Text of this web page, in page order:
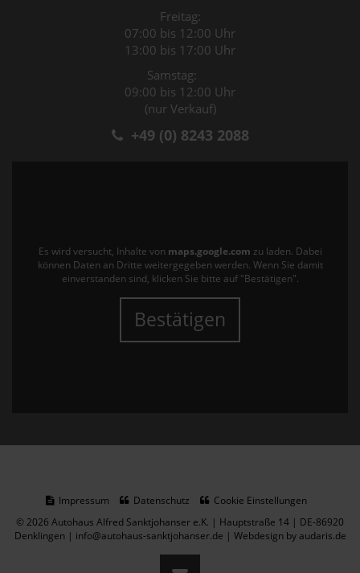
Freitag:
07:00 bis 12:00 Uhr
13:00 bis 17:00 Uhr
Samstag:
09:00 bis 12:00 Uhr
(nur Verkauf)
+49 (0) 8243 2088
Es wird versucht, Inhalte von maps.google.com zu laden. Dabei
können Daten an Dritte weitergegeben werden. Wenn Sie damit
einverstanden sind, klicken Sie bitte auf "Bestätigen".
Bestätigen
Impressum Datenschutz
Cookie Einstellungen
© 2026 Autohaus Alfred Sanktjohanser e.K. | Hauptstraße 14 | DE-86920
Denklingen | info@autohaus-sanktjohanser.de | Webdesign by audaris.de